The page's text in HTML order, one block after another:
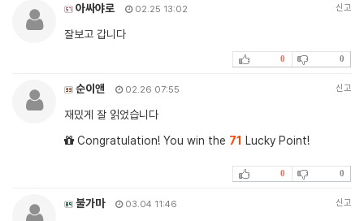
아싸야로 02.25 13:02 신고
잘보고 갑니다
0 0
순이앤 02.26 07:55 신고
재밌게 잘 읽었습니다
Congratulation! You win the 71 Lucky Point!
0 0
불가마 03.04 11:46 신고